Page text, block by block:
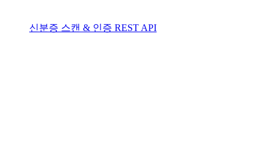
신분증 스캔 & 인증 REST API